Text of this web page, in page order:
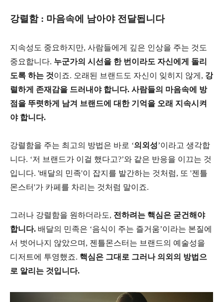
강렬함 : 마음속에 남아야 전달됩니다
지속성도 중요하지만, 사람들에게 깊은 인상을 주는 것도
중요합니다. 누군가의 시선을 한 번이라도 자신에게 돌리
도록 하는 것이죠. 오래된 브랜드도 자신이 잊히지 않게, 강
렬하게 존재감을 드러내야 합니다. 사람들의 마음속에 방
점을 뚜렷하게 남겨 브랜드에 대한 기억을 오래 지속시켜
야 합니다.
강렬함을 주는 최고의 방법은 바로 ‘의외성’이라고 생각합
니다. ‘저 브랜드가 이걸 했다고?’와 같은 반응을 이끄는 것
입니다. '배달의 민족'이 잡지를 발간하는 것처럼, 또 '젠틀
몬스터'가 카페를 차리는 것처럼 말이죠.
그러나 강렬함을 원하더라도, 전하려는 핵심은 굳건해야
합니다. 배달의 민족은 ‘음식이 주는 즐거움’이라는 본질에
서 벗어나지 않았으며, 젠틀몬스터는 브랜드의 예술성을
디저트에 투영했죠. 핵심은 그대로 그러나 의외의 방법으
로 알리는 것입니다.